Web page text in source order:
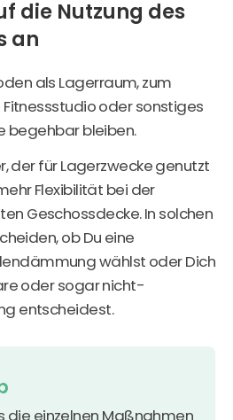
die Nutzung des
an
als Lagerraum, zum
oder sonstiges
begehbar bleiben.
der für Lagerzwecke genutzt
Flexibilität bei der
Geschossdecke. In solchen
ob Du eine
wählst oder Dich
oder sogar nicht-
entscheidest.
die einzelnen Maßnahmen